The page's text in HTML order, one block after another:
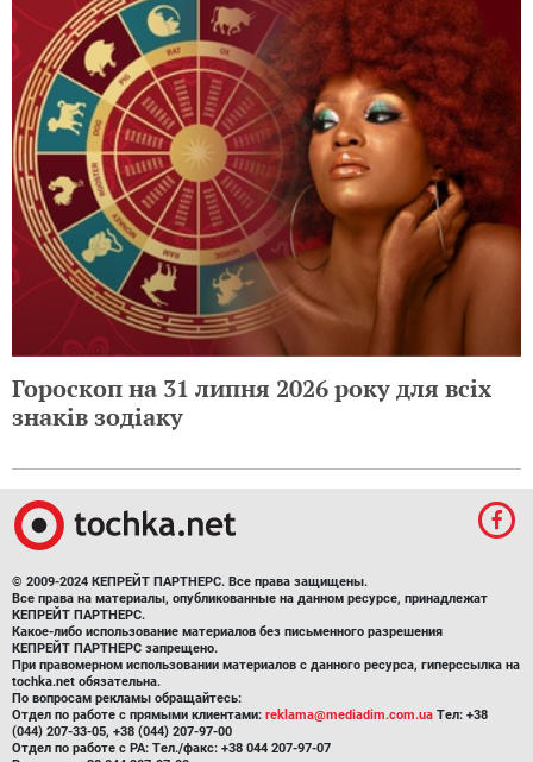
Гороскоп на 31 липня 2026 року для всіх
знаків зодіаку
© 2009-2024 КЕПРЕЙТ ПАРТНЕРС. Все права защищены.
Все права на материалы, опубликованные на данном ресурсе, принадлежат
КЕПРЕЙТ ПАРТНЕРС.
Какое-либо использование материалов без письменного разрешения
КЕПРЕЙТ ПАРТНЕРС запрещено.
При правомерном использовании материалов с данного ресурса, гиперссылка на
tochka.net обязательна.
По вопросам рекламы обращайтесь:
Отдел по работе с прямыми клиентами: reklama@mediadim.com.ua Тел: +38
(044) 207-33-05, +38 (044) 207-97-00
Отдел по работе с РА: Тел./факс: +38 044 207-97-07